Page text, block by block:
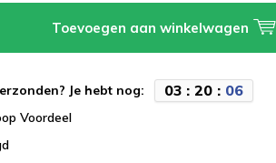
Toevoegen aan winkelwagen
Je hebt nog: 03 :20 : 05
Voordeel